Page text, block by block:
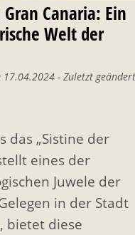
Canaria: Ein
Welt der
- Zuletzt geändert
das „Sistine der
eines der
Juwele der
in der Stadt
bietet diese